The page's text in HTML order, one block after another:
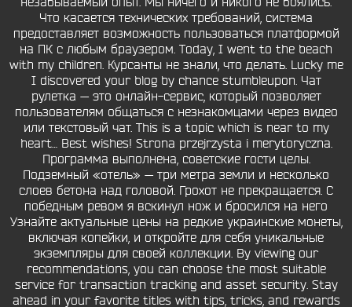
Что касается технических требований, система
предоставляет возможность пользоваться платформой
на ПК с любым браузером. Today, I went to the beach
with my children. Курсанты не знали, что делать. Lucky me
I discovered your blog by chance stumbleupon. Чат
рулетка — это онлайн-сервис, который позволяет
пользователям общаться с незнакомцами через видео
или текстовый чат. This is a topic which is near to my
heart… Best wishes! Strona przejrzysta i merytoryczna.
Программа выполнена, советские гости целы.
Подземный «отель» — три метра земли и несколько
слоев бетона над головой. Грохот не прекращается. С
победным ревом я вскинул нож и бросился на него
Узнайте актуальные цены на редкие украинские монеты,
включая копейки, и откройте для себя уникальные
экземпляры для своей коллекции. By viewing our
recommendations, you can choose the most suitable
service for transaction tracking and asset security. Stay
ahead in your favorite titles with tips, tricks, and rewards